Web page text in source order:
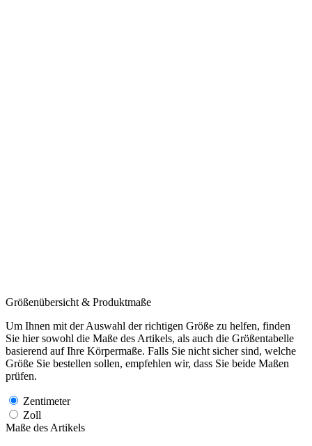
Größenübersicht & Produktmaße
Um Ihnen mit der Auswahl der richtigen Größe zu helfen, finden
Sie hier sowohl die Maße des Artikels, als auch die Größentabelle
basierend auf Ihre Körpermaße. Falls Sie nicht sicher sind, welche
Größe Sie bestellen sollen, empfehlen wir, dass Sie beide Maßen
prüfen.
Zentimeter
Zoll
Maße des Artikels